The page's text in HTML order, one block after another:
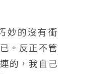
妙的沒有衝
。反正不管
的，我自己